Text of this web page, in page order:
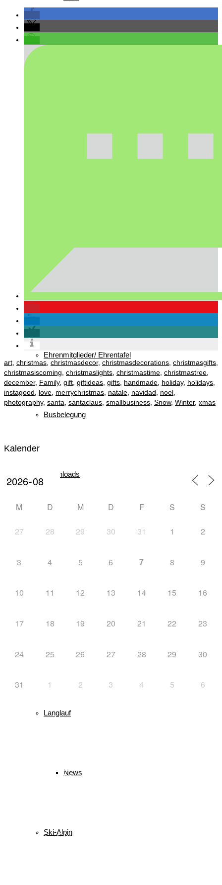
Ehrenmitglieder/ Ehrentafel
Busbelegung
Downloads
Mannschaft
Biathlon
News
Langlauf
News
Ski-Alpin
art christmas christmasdecor, christmasdecorations christmasgifts
christmasiscoming christmaslights christmastime christmastree
december, Family, gift giftideas gifts handmade holiday, holidays
instagood
love merrychristmas natale navidad noel
photography, santa santaclaus smallbusiness Snow, Winter, xmas
Kalender
M D M D F S S
27 28 29 30 31 1 2
3 4 5 6 7 8 9
10 11 12 13 14 15 16
17 18 19 20 21 22 23
24 25 26 27 28 29 30
31 1 2 3 4 5 6
Deutschlandpokal DSC
Skiing Skispringen